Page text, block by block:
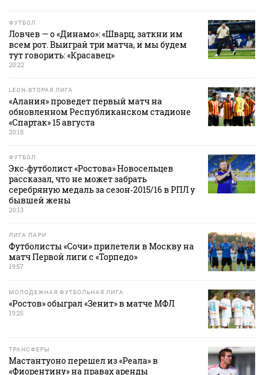
ФУТБОЛ
Ловчев — о «Динамо»: «Шварц, заткни им
всем рот. Выиграй три матча, и мы будем
тут говорить: «Красавец»
20:22
LEON-ВТОРАЯ ЛИГА
«Алания» проведет первый матч на
обновленном Республиканском стадионе
«Спартак» 15 августа
20:18
ФУТБОЛ
Экс‑футболист «Ростова» Новосельцев
рассказал, что не может забрать
серебряную медаль за сезон‑2015/16 в РПЛ у
бывшей жены
20:13
ЛИГА ПАРИ
Футболисты «Сочи» прилетели в Москву на
матч Первой лиги с «Торпедо»
19:57
МОЛОДЕЖНАЯ ФУТБОЛЬНАЯ ЛИГА
«Ростов» обыграл «Зенит» в матче МФЛ
19:25
ТРАНСФЕРЫ
Мастантуоно перешел из «Реала» в
«Фиорентину» на правах аренды